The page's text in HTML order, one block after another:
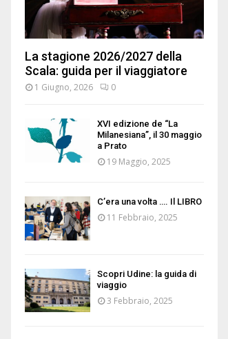
La stagione 2026/2027 della
Scala: guida per il viaggiatore
1 Giugno, 2026 0
XVI edizione de “La
Milanesiana”, il 30 maggio
a Prato
19 Maggio, 2025
C’era una volta …. Il LIBRO
11 Febbraio, 2025
Scopri Udine: la guida di
viaggio
3 Febbraio, 2025